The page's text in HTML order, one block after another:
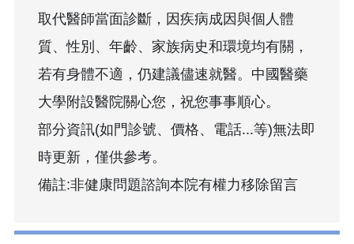
取代醫師當面診斷，因疾病成因與個人體
質、性別、年齡、家族病史和環境均有關，
若有身體不適，仍建議儘速就醫。中國醫藥
大學附設醫院關心您，祝您事事順心。
部分資訊(如門診號、價格、電話...等)無法即
時更新，僅供參考。
備註:非健康問題諮詢本院有權力移除留言